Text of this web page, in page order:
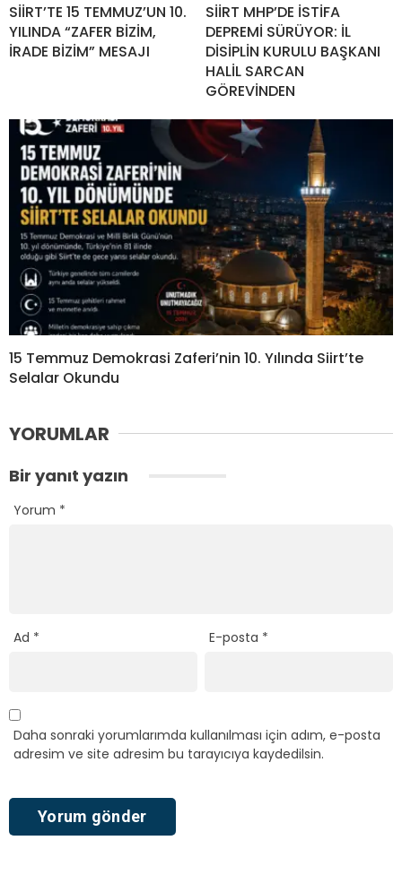
SİİRT’TE 15 TEMMUZ’UN 10.
YILINDA “ZAFER BİZİM,
İRADE BİZİM” MESAJI
SİİRT MHP’DE İSTİFA
DEPREMİ SÜRÜYOR: İL
DİSİPLİN KURULU BAŞKANI
HALİL SARCAN
GÖREVİNDEN
15 Temmuz Demokrasi Zaferi’nin 10. Yılında Siirt’te
Selalar Okundu
YORUMLAR
Bir yanıt yazın
Yorum *
Ad * E-posta *
Daha sonraki yorumlarımda kullanılması için adım, e-posta
adresim ve site adresim bu tarayıcıya kaydedilsin.